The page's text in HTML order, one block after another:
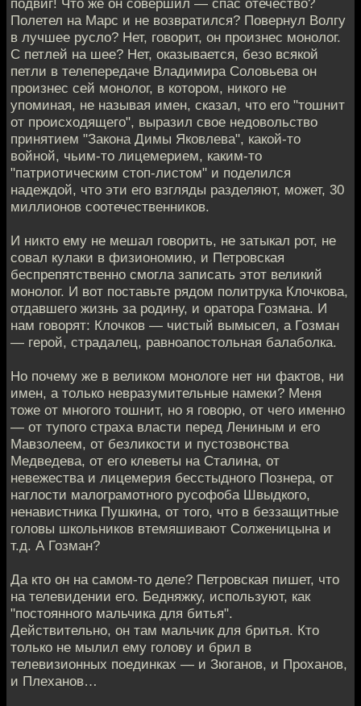
подвиг! Что же он совершил — спас отечество?
Полетел на Марс и не возвратился? Повернул Волгу
в лучшее русло? Нет, говорит, он произнес монолог.
С петлей на шее? Нет, оказывается, безо всякой
петли в телепередаче Владимира Соловьева он
произнес сей монолог, в котором, никого не
упоминая, не называя имен, сказал, что его "тошнит
от происходящего", выразил свое недовольство
принятием "Закона Димы Яковлева", какой-то
войной, чьим-то лицемерием, каким-то
"патриотическим стоп-листом" и поделился
надеждой, что эти его взгляды разделяют, может, 30
миллионов соотечественников.
И никто ему не мешал говорить, не затыкал рот, не
совал кулаки в физиономию, и Петровская
беспрепятственно смогла записать этот великий
монолог. И вот поставьте рядом политрука Клочкова,
отдавшего жизнь за родину, и оратора Гозмана. И
нам говорят: Клочков — чистый вымысел, а Гозман
— герой, страдалец, равноапостольная балаболка.
Но почему же в великом монологе нет ни фактов, ни
имен, а только невразумительные намеки? Меня
тоже от многого тошнит, но я говорю, от чего именно
— от тупого страха власти перед Лениным и его
Мавзолеем, от безликости и пустозвонства
Медведева, от его клеветы на Сталина, от
невежества и лицемерия бесстыдного Познера, от
наглости малограмотного русофоба Швыдкого,
ненавистника Пушкина, от того, что в беззащитные
головы школьников втемяшивают Солженицына и
т.д. А Гозман?
Да кто он на самом-то деле? Петровская пишет, что
на телевидении его. Бедняжку, используют, как
"постоянного мальчика для битья".
Действительно, он там мальчик для бритья. Кто
только не мылил ему голову и брил в
телевизионных поединках — и Зюганов, и Проханов,
и Плеханов…